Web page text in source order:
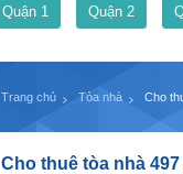
Quận 1 Quận 2
Trang chủ Tòa nhà Cho
Cho thuê tòa nhà